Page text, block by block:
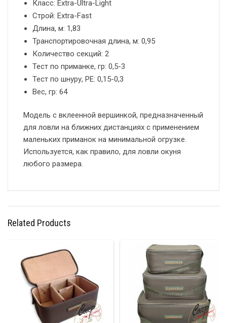
Класс: Extra-Ultra-Light
Строй: Extra-Fast
Длина, м: 1,83
Транспортировочная длина, м: 0,95
Количество секций: 2
Тест по приманке, гр: 0,5-3
Тест по шнуру, РЕ: 0,15-0,3
Вес, гр: 64
Модель с вклеенной вершинкой, предназначенный
для ловли на ближних дистанциях с применением
маленьких приманок на минимальной огрузке.
Используется, как правило, для ловли окуня
любого размера.
Related Products